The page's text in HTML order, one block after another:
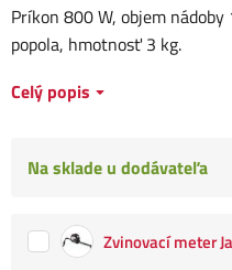
Príkon 800 W, objem
popola, hmotnosť 3 kg.
Celý popis
Na sklade u dodávateľa
Zvinovací meter